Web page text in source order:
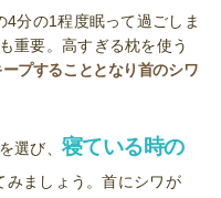
分の1程度眠って過ごしま
重要。高すぎる枕を使う
プすることとなり首のシワ
選び、寝ている時の
みましょう。首にシワが